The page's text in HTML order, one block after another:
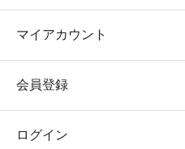
マイアカウント
会員登録
ログイン